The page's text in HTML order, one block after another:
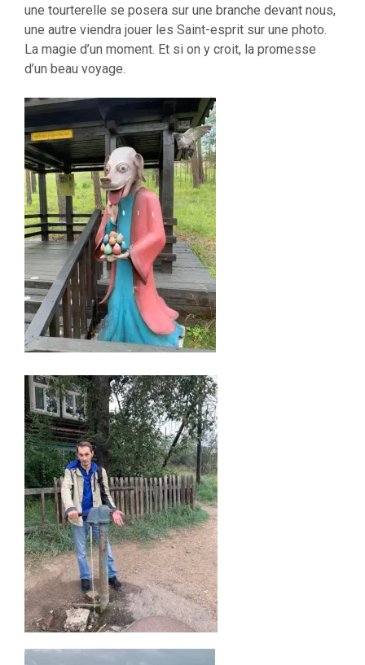
une tourterelle se posera sur une branche devant nous,
une autre viendra jouer les Saint-esprit sur une photo.
La magie d’un moment. Et si on y croit, la promesse
d’un beau voyage.